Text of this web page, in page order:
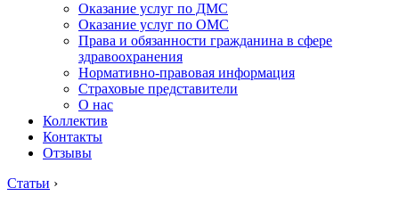
Оказание услуг по ДМС
Оказание услуг по ОМС
Права и обязанности гражданина в сфере
здравоохранения
Нормативно-правовая информация
Страховые представители
О нас
Коллектив
Контакты
Отзывы
Статьи ›